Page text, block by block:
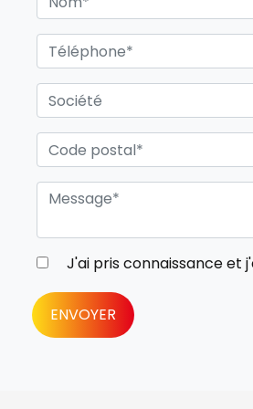
J'ai pris connaissance et
ENVOYER